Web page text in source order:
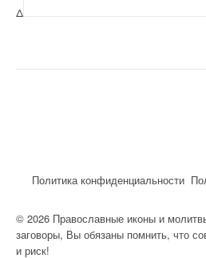
Δ
Политика конфиденциальности
© 2026 Православные иконы и
заговоры, Вы обязаны помнить, что
и риск!